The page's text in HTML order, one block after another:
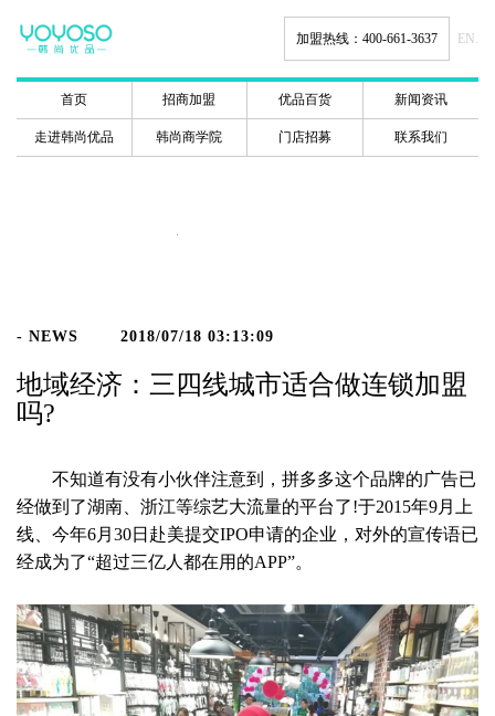
加盟热线：400-661-3637 EN.
首页 招商加盟 优品百货 新闻资讯
走进韩尚优品 韩尚商学院 门店招募 联系我们
- NEWS 2018/07/18 03:13:09
地域经济：三四线城市适合做连锁加盟
吗?
不知道有没有小伙伴注意到，拼多多这个品牌的广告已
经做到了湖南、浙江等综艺大流量的平台了!于2015年9月上
线、今年6月30日赴美提交IPO申请的企业，对外的宣传语已
经成为了“超过三亿人都在用的APP”。